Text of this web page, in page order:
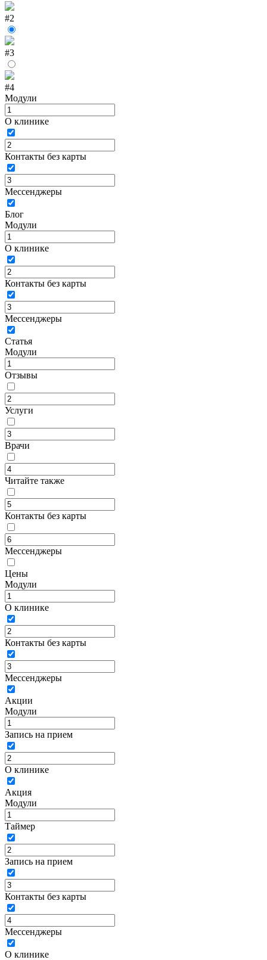
#2
#3
#4
Модули
О клинике
Контакты без карты
Мессенджеры
Блог
Модули
О клинике
Контакты без карты
Мессенджеры
Статья
Модули
Отзывы
Услуги
Врачи
Читайте также
Контакты без карты
Мессенджеры
Цены
Модули
О клинике
Контакты без карты
Мессенджеры
Акции
Модули
Запись на прием
О клинике
Акция
Модули
Таймер
Запись на прием
Контакты без карты
Мессенджеры
О клинике